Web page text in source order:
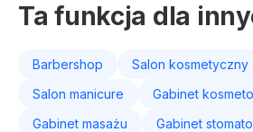
Ta funkcja dla
Barbershop Salon kosmetyczny
Salon manicure
Gabinet
Gabinet masażu
Gabinet